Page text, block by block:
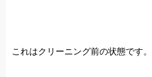
これはクリーニング前の状態です。